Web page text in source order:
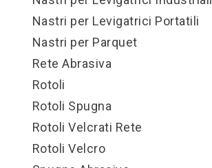
Nastri per Levigatrici Portatili
Nastri per Parquet
Rete Abrasiva
Rotoli
Rotoli Spugna
Rotoli Velcrati Rete
Rotoli Velcro